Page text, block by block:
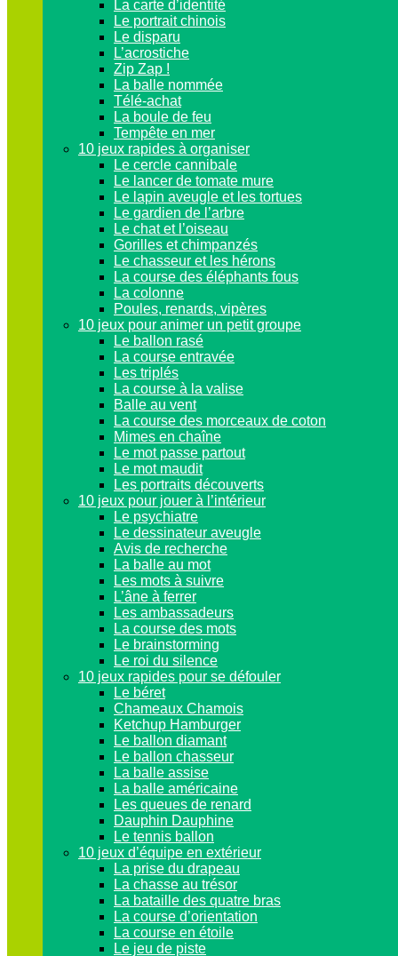
La carte d’identité
Le portrait chinois
Le disparu
L’acrostiche
Zip Zap !
La balle nommée
Télé-achat
La boule de feu
Tempête en mer
10 jeux rapides à organiser
Le cercle cannibale
Le lancer de tomate mure
Le lapin aveugle et les tortues
Le gardien de l’arbre
Le chat et l’oiseau
Gorilles et chimpanzés
Le chasseur et les hérons
La course des éléphants fous
La colonne
Poules, renards, vipères
10 jeux pour animer un petit groupe
Le ballon rasé
La course entravée
Les triplés
La course à la valise
Balle au vent
La course des morceaux de coton
Mimes en chaîne
Le mot passe partout
Le mot maudit
Les portraits découverts
10 jeux pour jouer à l’intérieur
Le psychiatre
Le dessinateur aveugle
Avis de recherche
La balle au mot
Les mots à suivre
L’âne à ferrer
Les ambassadeurs
La course des mots
Le brainstorming
Le roi du silence
10 jeux rapides pour se défouler
Le béret
Chameaux Chamois
Ketchup Hamburger
Le ballon diamant
Le ballon chasseur
La balle assise
La balle américaine
Les queues de renard
Dauphin Dauphine
Le tennis ballon
10 jeux d’équipe en extérieur
La prise du drapeau
La chasse au trésor
La bataille des quatre bras
La course d’orientation
La course en étoile
Le jeu de piste